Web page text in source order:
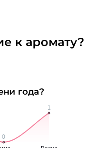
к аромату?
года?